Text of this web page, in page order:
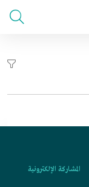
المشاركة الإلكترونية